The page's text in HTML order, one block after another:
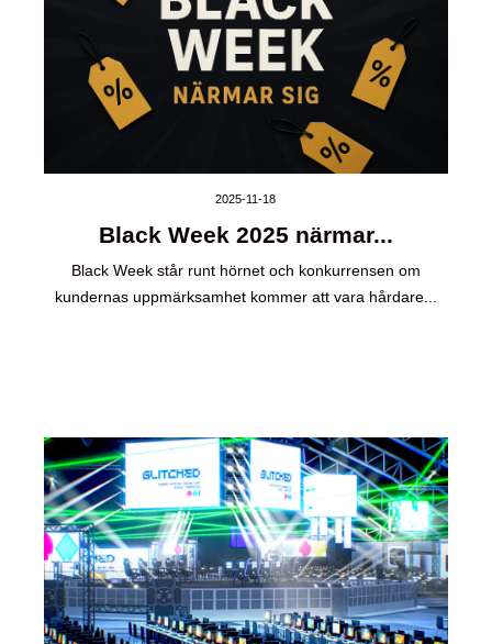
2025-11-18
Black Week 2025 närmar...
Black Week står runt hörnet och konkurrensen om
kundernas uppmärksamhet kommer att vara hårdare...